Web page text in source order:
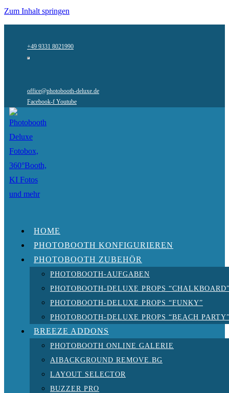
Zum Inhalt springen
+49 9331 8021990
office@photobooth-deluxe.de
Facebook-f Youtube
HOME
PHOTOBOOTH KONFIGURIEREN
PHOTOBOOTH ZUBEHÖR
PHOTOBOOTH-AUFGABEN
PHOTOBOOTH-DELUXE PROPS
PHOTOBOOTH-DELUXE PROPS “FUNKY”
PHOTOBOOTH-DELUXE PROPS “BEACH
BREEZE ADDONS
PHOTOBOOTH ONLINE GALERIE
AIBACKGROUND REMOVE.BG
LAYOUT SELECTOR
BUZZER PRO